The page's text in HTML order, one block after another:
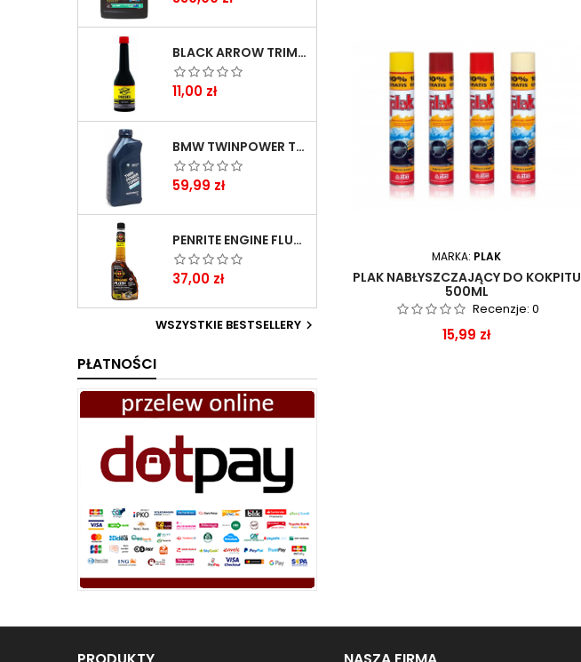
BLACK ARROW TRIM DIESEL DODATEK DO PALIWA 250ML
Cena
11,00 zł
BMW TWINPOWER TURBO 5W30 LL04 1L
Cena
59,99 zł
PENRITE ENGINE FLUSH ŚRODEK DO CZYSZCZENIA SILNIKA 375 ML
Cena
37,00 zł
WSZYSTKIE BESTSELLERY 
PŁATNOŚCI
MARKA: PLAK
PLAK NABŁYSZCZAJĄCY DO KOKPITU
500ML
Recenzje: 0
Cena
15,99 zł